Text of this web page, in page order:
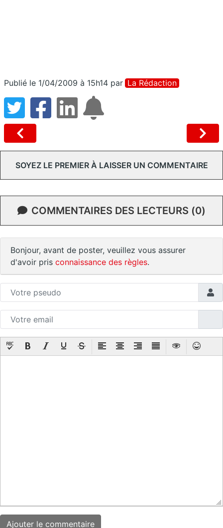
Publié le 1/04/2009 à 15h14 par La Rédaction
SOYEZ LE PREMIER À LAISSER UN COMMENTAIRE
COMMENTAIRES DES LECTEURS (0)
Bonjour, avant de poster, veuillez vous assurer
d'avoir pris connaissance des règles.